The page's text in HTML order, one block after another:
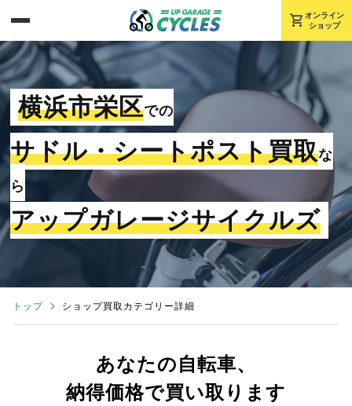
shopping_cart オンライン
ショップ
横浜市栄区での
サドル・シートポスト買取な
ら
アップガレージサイクルズ
トップ ショップ買取カテゴリー詳細
あなたの自転車、
納得価格で買い取ります